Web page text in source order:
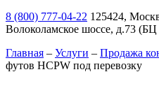
8 (800) 777-04-22 125424,
Волоколамское шоссе, д.73
Главная – Услуги – Продажа
футов HCPW под перевозку